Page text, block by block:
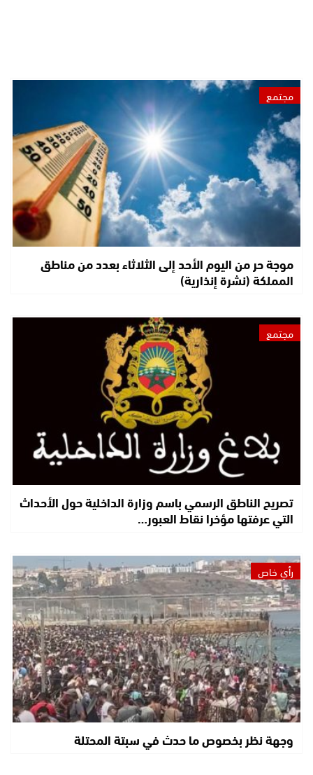
مجتمع
موجة حر من اليوم الأحد إلى الثلاثاء بعدد من مناطق
المملكة (نشرة إنذارية)
مجتمع
تصريح الناطق الرسمي باسم وزارة الداخلية حول الأحداث
التي عرفتها مؤخرا نقاط العبور…
رأي خاص
وجهة نظر بخصوص ما حدث في سبتة المحتلة